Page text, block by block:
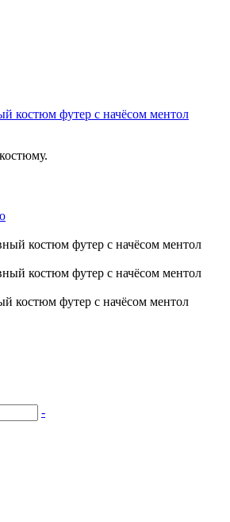
костюм футер с начёсом ментол
костюм футер с начёсом ментол
-